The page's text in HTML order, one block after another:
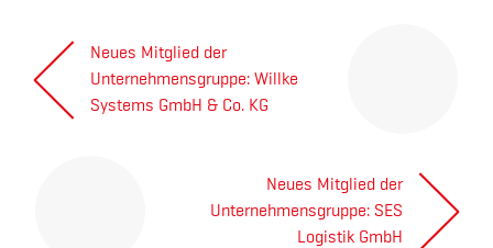
Beitragsnavigation
Neues Mitglied der
Unternehmensgruppe: SES
Logistik GmbH
Next
post:
Neues Mitglied der
Unternehmensgruppe: Willke
Systems GmbH & Co. KG